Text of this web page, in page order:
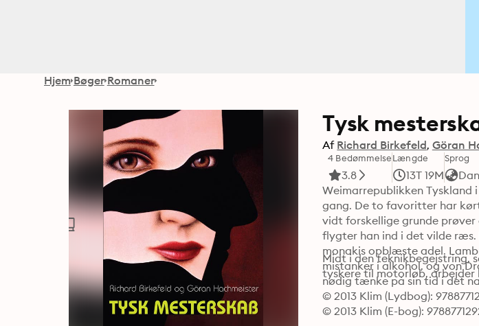
Hjem Bøger Romaner
Tysk
Af Richard Birkefeld Göran
4 Bedømmelse
3.8
Længde
13T 19M
Sprog
Weimarrepublikken Tyskland
gang. De to favoritter har
vidt forskellige grunde prøver
flygter han ind i det vilde
monakis opblæste adel.
mistanker i alkohol, og von
Midt i den teknikbegejstring,
tyskere til motorløb,
© 2013 Klim (Lydbog):
© 2013 Klim (E-bog):